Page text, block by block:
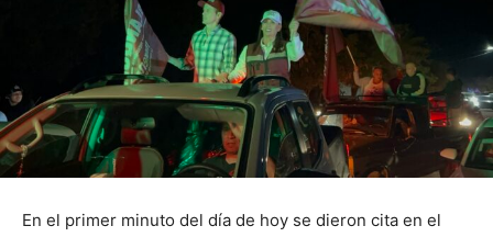
En el primer minuto del día de hoy se dieron cita en el